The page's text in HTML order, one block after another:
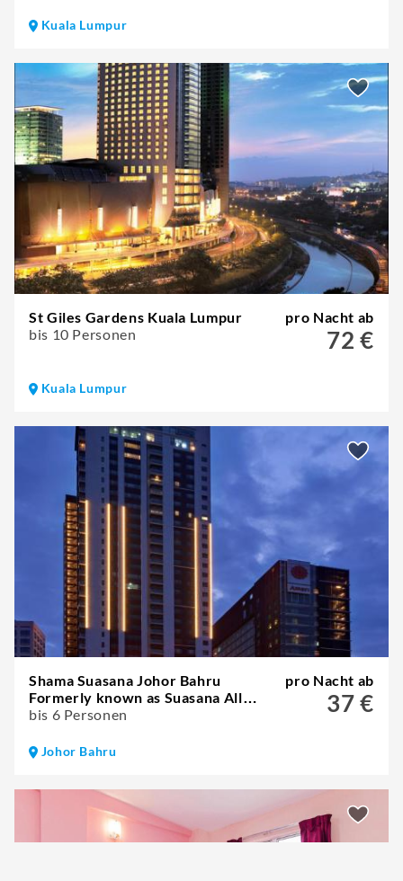
Kuala Lumpur
St Giles Gardens Kuala Lumpur
bis 10 Personen
pro Nacht ab
72 €
Kuala Lumpur
Shama Suasana Johor Bahru
Formerly known as Suasana All
Suites Hotels Johor Bahru
bis 6 Personen
pro Nacht ab
37 €
Johor Bahru